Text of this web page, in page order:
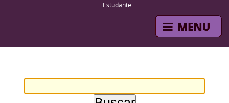
Estudante